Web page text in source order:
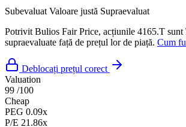
Subevaluat Valoare justă Supraevaluat
Potrivit Bulios Fair Price, acțiunile 4165.T sunt
supraevaluate față de prețul lor de piață. Cum
Deblocați prețul corect
Valuation
99 /100
Cheap
PEG 0.09x
P/E 21.86x